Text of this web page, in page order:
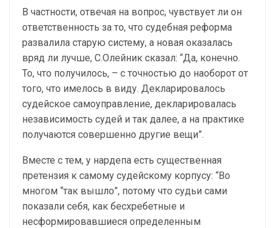
В частности, отвечая на вопрос, чувствует ли он
ответственность за то, что судебная реформа
развалила старую систему, а новая оказалась
вряд ли лучше, С.Олейник сказал: “Да, конечно.
То, что получилось, – с точностью до наоборот от
того, что имелось в виду. Декларировалось
судейское самоуправление, декларировалась
независимость судей и так далее, а на практике
получаются совершенно другие вещи”.
Вместе с тем, у нардепа есть существенная
претензия к самому судейскому корпусу: “Во
многом “так вышло”, потому что судьи сами
показали себя, как бесхребетные и
несформировавшиеся определенным